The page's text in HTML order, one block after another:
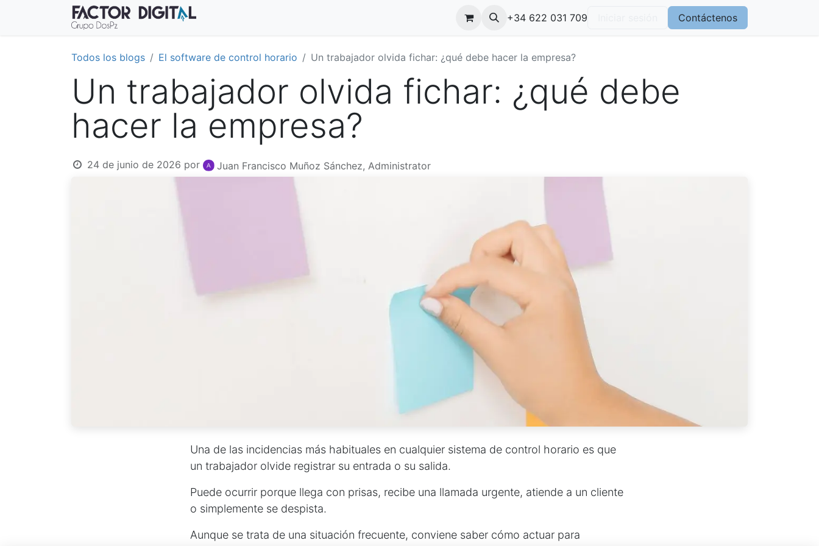
¿Porqué elegirnos? Blog
+34 622 031 709 Contáctenos
Todos los blogs El software de control horario Un trabajador olvida fichar: ¿qué debe hacer la empresa?
Un trabajador olvida fichar: ¿qué debe
hacer la empresa?
24 de junio de 2026 por Juan Francisco Muñoz Sánchez, Administrator
Una de las incidencias más habituales en cualquier sistema de control horario es que
un trabajador olvide registrar su entrada o su salida.
Puede ocurrir porque llega con prisas, recibe una llamada urgente, atiende a un cliente
o simplemente se despista.
Aunque se trata de una situación frecuente, conviene saber cómo actuar para